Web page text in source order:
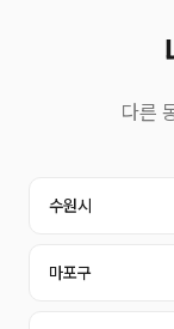
다른
수원시
마포구